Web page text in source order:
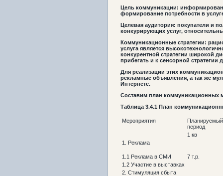
Цель коммуникации:
формирование потребности в
Целевая аудитория: покупатели и
конкурирующих услуг,
Коммуникационные стратегии:
услуга является
конкурентной стратегии широкой
прибегать и к сенсорной стратегии
Для реализации этих
рекламные объявления, а так же
Интернете.
Составим план коммуникационных
Таблица 3.4.1 План
Мероприятия
Планируемый
период
1 кв
1. Реклама
1.1 Реклама в СМИ
7 т.р.
1.2 Участие в выставках
2. Стимуляция сбыта